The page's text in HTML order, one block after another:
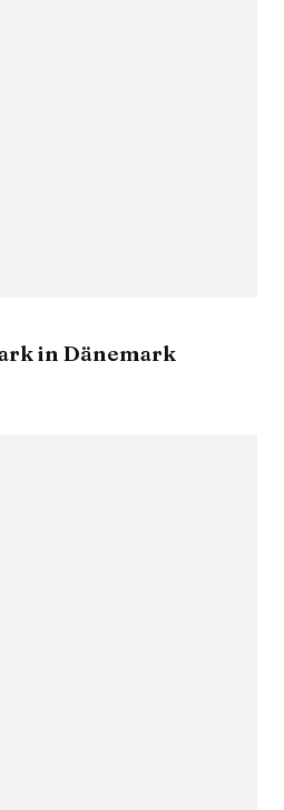
in Dänemark